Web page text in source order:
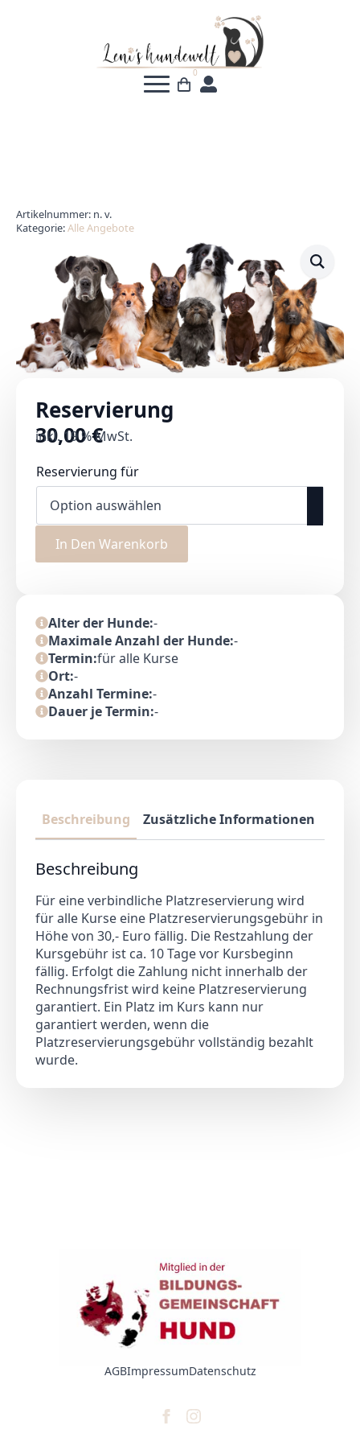
0
Artikelnummer: n. v.
Kategorie:Alle Angebote
Reservierung
30,00€
inkl. 19 % MwSt.
Reservierung für
In Den Warenkorb
Alter der Hunde:-
Maximale Anzahl der Hunde:-
Termin:für alle Kurse
Ort:-
Anzahl Termine:-
Dauer je Termin:-
Beschreibung Zusätzliche Informationen
Beschreibung
Für eine verbindliche Platzreservierung wird
für alle Kurse eine Platzreservierungsgebühr in
Höhe von 30,- Euro fällig. Die Restzahlung der
Kursgebühr ist ca. 10 Tage vor Kursbeginn
fällig. Erfolgt die Zahlung nicht innerhalb der
Rechnungsfrist wird keine Platzreservierung
garantiert. Ein Platz im Kurs kann nur
garantiert werden, wenn die
Platzreservierungsgebühr vollständig bezahlt
wurde.
AGBImpressumDatenschutz